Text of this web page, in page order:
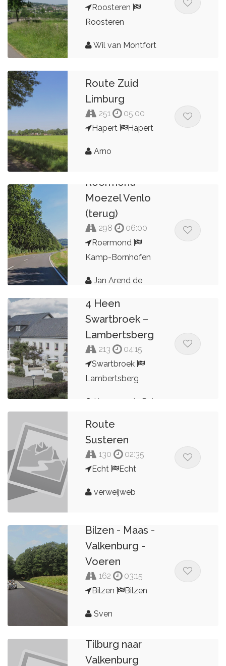
Roosteren
Roosteren
Wil van Montfort
Route Zuid
Limburg
251
05:00
Hapert
Hapert
Arno
Roermond
Moezel Venlo
(terug)
298
06:00
Roermond
Kamp-Bornhofen
Jan Arend de
Lambertsberg
4 Heen
Swartbroek –
Lambertsberg
213
04:15
Swartbroek
Lambertsberg
Kees van de Pol
Route
Susteren
130
02:35
Echt
Echt
verweijweb
Bilzen - Maas -
Valkenburg -
Voeren
162
03:15
Bilzen
Bilzen
Sven
Tilburg naar
Valkenburg